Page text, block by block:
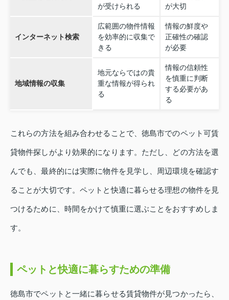
が受けられる
が大切
インターネット検索
広範囲の物件情報
を効率的に収集で
きる
情報の鮮度や
正確性の確認
が必要
地域情報の収集
地元ならではの貴
重な情報が得られ
る
情報の信頼性
を慎重に判断
する必要があ
る
これらの方法を組み合わせることで、徳島市でのペット可賃
貸物件探しがより効果的になります。ただし、どの方法を選
んでも、最終的には実際に物件を見学し、周辺環境を確認す
ることが大切です。ペットと快適に暮らせる理想の物件を見
つけるために、時間をかけて慎重に選ぶことをおすすめしま
す。
ペットと快適に暮らすための準備
徳島市でペットと一緒に暮らせる賃貸物件が見つかったら、